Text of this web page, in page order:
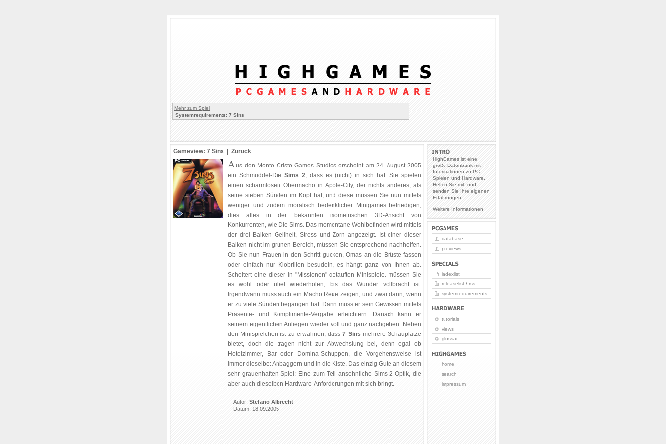
HighGames ist eine
große Datenbank mit
Informationen zu PC-
Spielen und Hardware.
Helfen Sie mit, und
senden Sie Ihre eigenen
Erfahrungen.
Weitere Informationen
Gameview: 7 Sins | Zurück
A us den Monte Cristo Games Studios erscheint am 24. August 2005
ein Schmuddel-Die Sims 2, dass es (nicht) in sich hat. Sie spielen
einen scharmlosen Obermacho in Apple-City, der nichts anderes, als
seine sieben Sünden im Kopf hat, und diese müssen Sie nun mittels
weniger und zudem moralisch bedenklicher Minigames befriedigen,
dies alles in der bekannten isometrischen 3D-Ansicht von
Konkurrenten, wie Die Sims. Das momentane Wohlbefinden wird mittels
der drei Balken Geilheit, Stress und Zorn angezeigt. Ist einer dieser
Balken nicht im grünen Bereich, müssen Sie entsprechend nachhelfen.
Ob Sie nun Frauen in den Schritt gucken, Omas an die Brüste fassen
oder einfach nur Klobrillen besudeln, es hängt ganz von Ihnen ab.
Scheitert eine dieser in "Missionen" getauften Minispiele, müssen Sie
es wohl oder übel wiederholen, bis das Wunder vollbracht ist.
Irgendwann muss auch ein Macho Reue zeigen, und zwar dann, wenn
er zu viele Sünden begangen hat. Dann muss er sein Gewissen mittels
Präsente- und Komplimente-Vergabe erleichtern. Danach kann er
seinem eigentlichen Anliegen wieder voll und ganz nachgehen. Neben
den Minispielchen ist zu erwähnen, dass7 Sins mehrere Schauplätze
bietet, doch die tragen nicht zur Abwechslung bei, denn egal ob
Hotelzimmer, Bar oder Domina-Schuppen, die Vorgehensweise ist
immer dieselbe: Anbaggern und in die Kiste. Das einzig Gute an diesem
sehr grauenhaften Spiel: Eine zum Teil ansehnliche Sims 2-Optik, die
aber auch dieselben Hardware-Anforderungen mit sich bringt.
Autor: Stefano Albrecht
Datum: 18.09.2005
Mehr zum Spiel
Systemrequirements: 7 Sins
database
previews
indexlist
releaselist / rss
systemrequirements
tutorials
views
glossar
home
search
impressum